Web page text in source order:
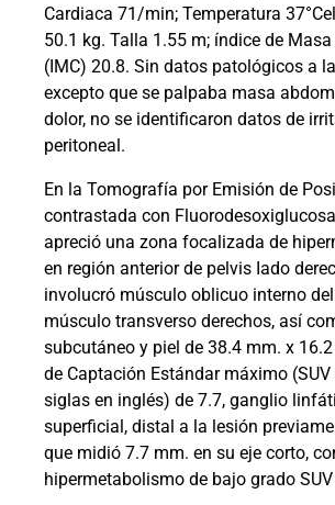
Cardiaca 71/min; Temperatura
50.1 kg. Talla 1.55 m; índice de Masa
(IMC) 20.8. Sin datos patológicos a
excepto que se palpaba masa
dolor, no se identificaron datos de
peritoneal.
En la Tomografía por Emisión de
contrastada con
apreció una zona focalizada de
en región anterior de pelvis Iado
involucró músculo oblicuo interno
músculo transverso derechos, así
subcutáneo y piel de 38.4 mm. x
de Captación Estándar máximo
siglas en inglés) de 7.7, ganglio
superficial, distal a la lesión
que midió 7.7 mm. en su eje corto,
hipermetabolismo de bajo grado